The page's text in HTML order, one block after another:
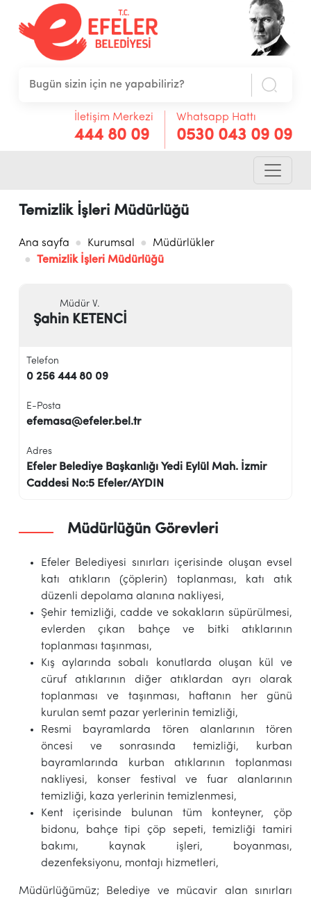
İletişim Merkezi
444 80 09
Whatsapp Hattı
0530 043 09 09
Temizlik İşleri Müdürlüğü
Ana sayfa Kurumsal
Müdürlükler
Temizlik İşleri Müdürlüğü
Müdür V.
Şahin KETENCİ
Telefon
0 256 444 80 09
E-Posta
efemasa@efeler.bel.tr
Adres
Efeler Belediye Başkanlığı Yedi Eylül Mah. İzmir
Caddesi No:5 Efeler/AYDIN
Müdürlüğün Görevleri
Efeler Belediyesi sınırları içerisinde oluşan evsel
katı atıkların (çöplerin) toplanması, katı atık
düzenli depolama alanına nakliyesi,
Şehir temizliği, cadde ve sokakların süpürülmesi,
evlerden çıkan bahçe ve bitki atıklarının
toplanması taşınması,
Kış aylarında sobalı konutlarda oluşan kül ve
cüruf atıklarının diğer atıklardan ayrı olarak
toplanması ve taşınması, haftanın her günü
kurulan semt pazar yerlerinin temizliği,
Resmi bayramlarda tören alanlarının tören
öncesi ve sonrasında temizliği, kurban
bayramlarında kurban atıklarının toplanması
nakliyesi, konser festival ve fuar alanlarının
temizliği, kaza yerlerinin temizlenmesi,
Kent içerisinde bulunan tüm konteyner, çöp
bidonu, bahçe tipi çöp sepeti, temizliği tamiri
bakımı, kaynak işleri, boyanması,
dezenfeksiyonu, montajı hizmetleri,
Müdürlüğümüz; Belediye ve mücavir alan sınırları